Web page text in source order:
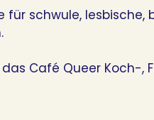
schwule, lesbische,
Café Queer Koch-,